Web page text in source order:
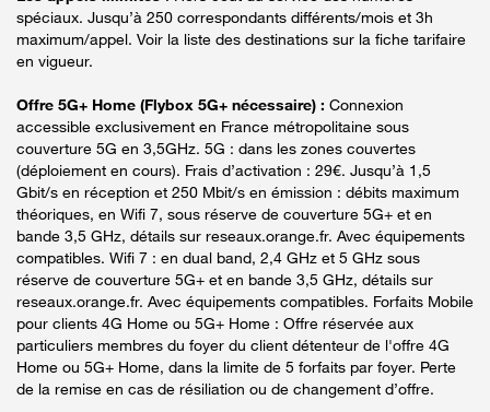
spéciaux. Jusqu’à 250 correspondants différents/mois et 3h
maximum/appel. Voir la liste des destinations sur la fiche tarifaire
en vigueur.
Offre 5G+ Home (Flybox 5G+ nécessaire) : Connexion
accessible exclusivement en France métropolitaine sous
couverture 5G en 3,5GHz. 5G : dans les zones couvertes
(déploiement en cours). Frais d’activation : 29€. Jusqu’à 1,5
Gbit/s en réception et 250 Mbit/s en émission : débits maximum
théoriques, en Wifi 7, sous réserve de couverture 5G+ et en
bande 3,5 GHz, détails sur reseaux.orange.fr. Avec équipements
compatibles. Wifi 7 : en dual band, 2,4 GHz et 5 GHz sous
réserve de couverture 5G+ et en bande 3,5 GHz, détails sur
reseaux.orange.fr. Avec équipements compatibles. Forfaits Mobile
pour clients 4G Home ou 5G+ Home : Offre réservée aux
particuliers membres du foyer du client détenteur de l'offre 4G
Home ou 5G+ Home, dans la limite de 5 forfaits par foyer. Perte
de la remise en cas de résiliation ou de changement d’offre.